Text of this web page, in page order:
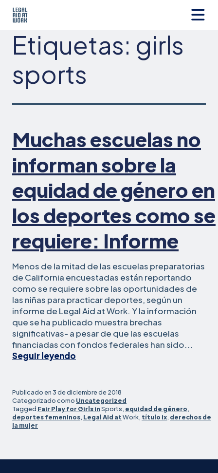
Aid
at
Etiquetas: girls
sports
Muchas escuelas no
informan sobre la
equidad de género en
los deportes como se
requiere: Informe
Menos de la mitad de las escuelas preparatorias
de California encuestadas están reportando
como se requiere sobre las oportunidades de
las niñas para practicar deportes, según un
informe de Legal Aid at Work. Y la información
que se ha publicado muestra brechas
significativas- a pesar de que las escuelas
financiadas con fondos federales han sido...
Seguir leyendo
informan
sobre
la
equidad
Publicado en3 de diciembre de 2018
Categorizado como Uncategorized
Tagged Fair Play for Girls inSports, equidad de género,
deportes femeninos, Legal Aid atWork, título ix, derechos de
la mujer